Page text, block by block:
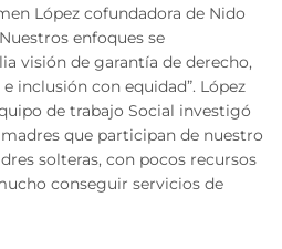
López cofundadora de Nido
enfoques se
visión de garantía de derecho,
inclusión con equidad”. López
de trabajo Social investigó
que participan de nuestro
solteras, con pocos recursos
conseguir servicios de